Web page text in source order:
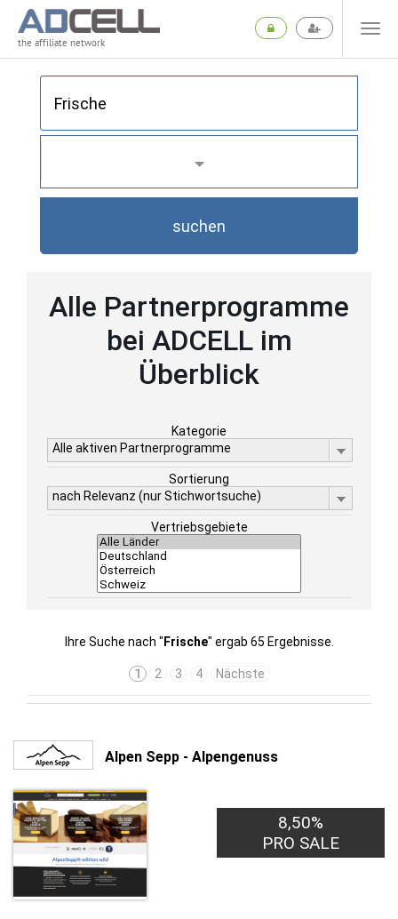
the affiliate network
suchen
Alle Partnerprogramme
bei ADCELL im
Überblick
Kategorie
Alle aktiven Partnerprogramme
Sortierung
nach Relevanz (nur Stichwortsuche)
Vertriebsgebiete
Ihre Suche nach " Frische" ergab 65 Ergebnisse.
1 2 3 4 Nächste
Alpen Sepp - Alpengenuss
8,50%
PRO SALE